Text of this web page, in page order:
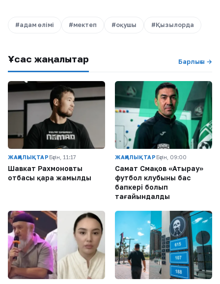
#адам өлімі #мектеп #оқушы #Қызылорда
Ұқсас жаңалықтар Барлығы →
ЖАҢАЛЫҚТАР Бүгін, 11:17
Шавкат Рахмоновтың
отбасы қара жамылды
ЖАҢАЛЫҚТАР Бүгін, 09:00
Самат Смақов «Атырау»
футбол клубының бас
бапкері болып
тағайындалды